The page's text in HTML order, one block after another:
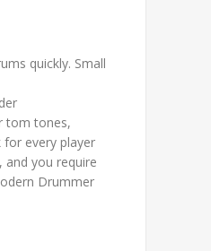
quickly. Small
tom tones,
for every player
you require
Drummer